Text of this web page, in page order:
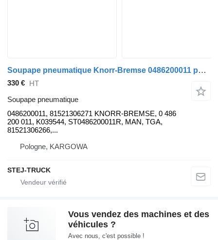
Soupape pneumatique Knorr-Bremse 0486200011 pour camion MAN TGA
330 € HT
Soupape pneumatique
0486200011, 81521306271 KNORR-BREMSE, 0 486
200 011, K039544, ST0486200011R, MAN, TGA,
81521306266,...
Pologne, KARGOWA
STEJ-TRUCK
Vous vendez des machines et des
véhicules ?
Avec nous, c'est possible !